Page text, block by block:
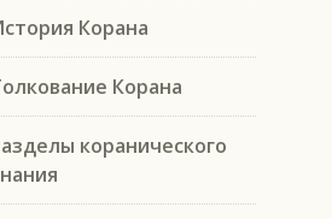
Корана
Корана
коранического